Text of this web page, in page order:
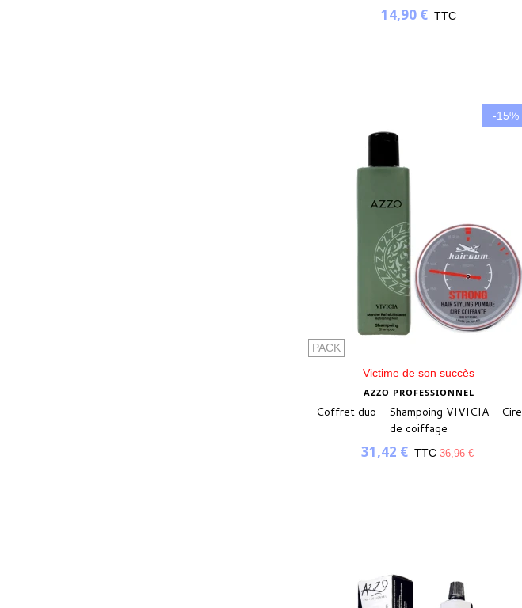
14,90 € TTC
PACK
-15%
Victime de son succès
AZZO PROFESSIONNEL
Coffret duo - Shampoing VIVICIA - Cire
de coiffage
31,42 € TTC 36,96 €